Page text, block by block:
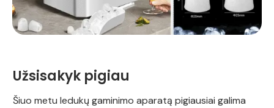
Užsisakyk pigiau
Šiuo metu ledukų gaminimo aparatą pigiausiai galima